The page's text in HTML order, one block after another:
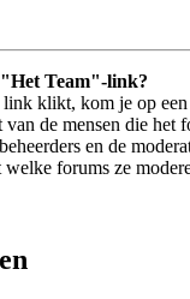
Team"-link?
klikt, kom je op een
de mensen die het
en de
welke forums ze